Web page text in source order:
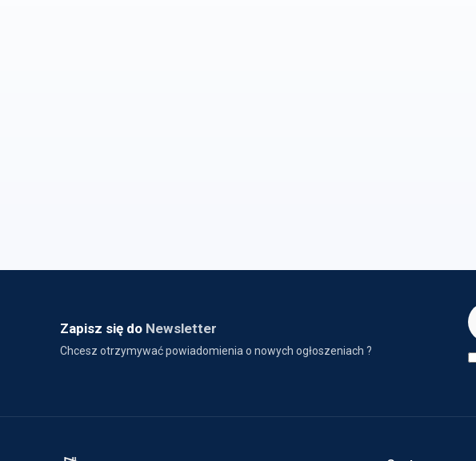
Zapisz się do Newsletter
Chcesz otrzymywać powiadomienia o nowych ogłoszeniach ?